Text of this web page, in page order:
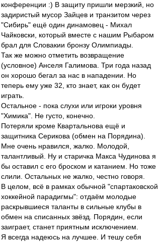
конференции :) В защиту пришли мерзкий, но
задиристый мусор Зайцев и транзитом через
"Сибирь" ещё один динамовец - Михал
Чайковски, который вместе с нашим Рыбаром
брал для Словакии бронзу Олимпиады.
Так же можно отметить возвращение
(условное) Анселя Галимова. Три года назад
он хорошо бегал за нас в нападении. Но
теперь ему уже 32, кто знает, как он будет
играть.
Остальное - пока слухи или игроки уровня
"Химика". Не густо, конечно.
Потеряли кроме Квартальнова ещё и
защитника Серикова (обмен на Порядина).
Мне очень нравился, жалко. Молодой,
талантливый. Ну и старичка Макса Чудинова я
бы оставил с его броском и катанием. Но тоже
слили. Остальных не жалко, честно говоря.
В целом, всё в рамках обычной "спартаковской
хоккейной парадигмы": отдаём молодые
раскрывшиеся таланты в сильные клубы в
обмен на списанных звёзд. Порядин, если
заиграет, станет приятным исключением.
Я всегда надеюсь на лучшее. И тешу себя